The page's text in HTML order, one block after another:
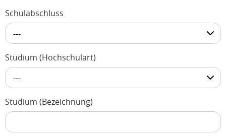
Schulabschluss
---
Studium (Hochschulart)
---
Studium (Bezeichnung)